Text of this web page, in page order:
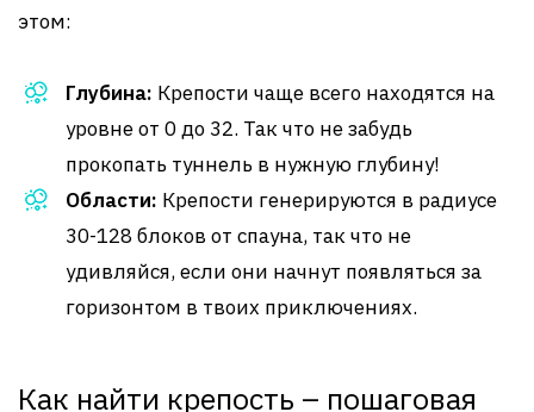
этом:
Глубина: Крепости чаще всего находятся на
уровне от 0 до 32. Так что не забудь
прокопать туннель в нужную глубину!
Области: Крепости генерируются в радиусе
30-128 блоков от спауна, так что не
удивляйся, если они начнут появляться за
горизонтом в твоих приключениях.
Как найти крепость – пошаговая